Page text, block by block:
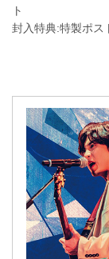
ト
封入特典:特製ポス